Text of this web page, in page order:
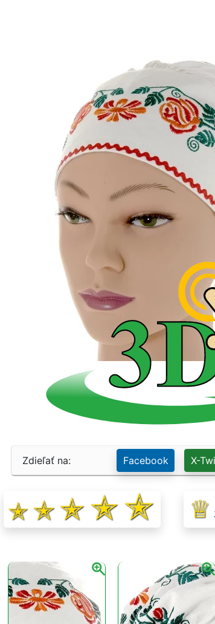
Kysuce: Jednoduchšie zdobenie, prevažne
Zemplín: Bohatá výšivka, korálky a stuhy,
Šariš: Korálky, stuhy a typické vzory výšivky.
Spiš: Bohatá výšivka.
Zdobenie čepcov podľa
Svadobné čepce: Boli najbohatšie
Sviatočné čepce: Tiež boli bohatšie zdobené
Pracovné čepce: Boli jednoduchšie zdobené,
Zdieľať na: Facebook X-